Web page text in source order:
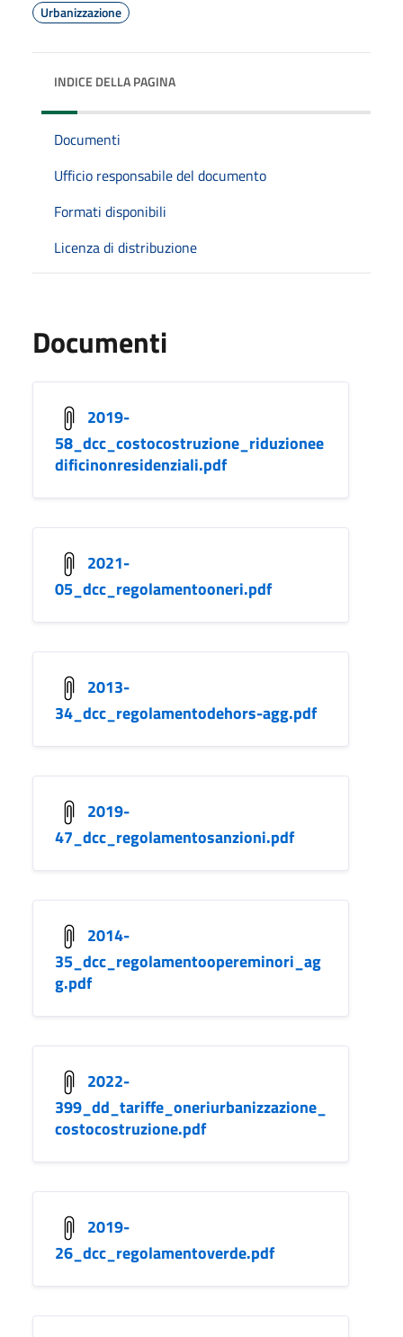
Urbanizzazione
INDICE DELLA PAGINA
Documenti
Ufficio responsabile del documento
Formati disponibili
Licenza di distribuzione
Documenti
2019-
58_dcc_costocostruzione_riduzionee
dificinonresidenziali.pdf
2021-
05_dcc_regolamentooneri.pdf
2013-
34_dcc_regolamentodehors-agg.pdf
2019-
47_dcc_regolamentosanzioni.pdf
2014-
35_dcc_regolamentoopereminori_ag
g.pdf
2022-
399_dd_tariffe_oneriurbanizzazione_
costocostruzione.pdf
2019-
26_dcc_regolamentoverde.pdf